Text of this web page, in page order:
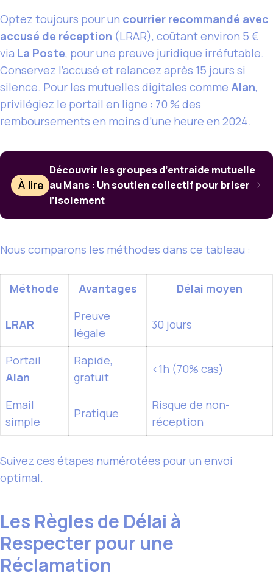
Optez toujours pour un courrier recommandé avec
accusé de réception (LRAR), coûtant environ 5 €
via La Poste, pour une preuve juridique irréfutable.
Conservez l’accusé et relancez après 15 jours si
silence. Pour les mutuelles digitales comme Alan,
privilégiez le portail en ligne : 70 % des
remboursements en moins d’une heure en 2024.
À lire
Découvrir les groupes d’entraide mutuelle
au Mans : Un soutien collectif pour briser
l’isolement
Nous comparons les méthodes dans ce tableau :
Méthode Avantages Délai moyen
LRAR
Preuve
légale
30 jours
Portail
Alan
Rapide,
gratuit
<1h (70% cas)
Email
simple
Pratique
Risque de non-
réception
Suivez ces étapes numérotées pour un envoi
optimal.
Les Règles de Délai à
Respecter pour une
Réclamation